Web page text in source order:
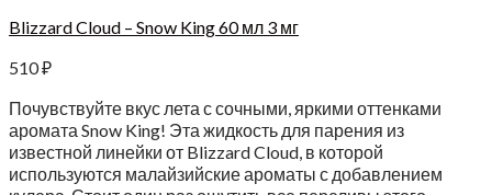
Blizzard Cloud – Snow King 60 мл 3 мг
510₽
Почувствуйте вкус лета с сочными, яркими оттенками
аромата Snow King! Эта жидкость для парения из
известной линейки от Blizzard Cloud, в которой
используются малайзийские ароматы с добавлением